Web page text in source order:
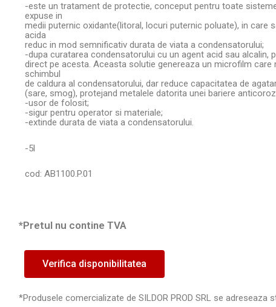
-este un tratament de protectie, conceput pentru toate
expuse in
medii puternic oxidante(litoral, locuri puternic poluate), in care
acida
reduc in mod semnificativ durata de viata a condensatorului;
-dupa curatarea condensatorului cu un agent acid sau alcalin,
direct pe acesta. Aceasta solutie genereaza un microfilm care
schimbul
de caldura al condensatorului, dar reduce capacitatea de
(sare, smog), protejand metalele datorita unei bariere
-usor de folosit;
-sigur pentru operator si materiale;
-extinde durata de viata a condensatorului.
-5l
cod: AB1100.P.01
*Pretul nu contine TVA
Verifica disponibilitatea
*Produsele comercializate de SILDOR PROD SRL se adreseaza